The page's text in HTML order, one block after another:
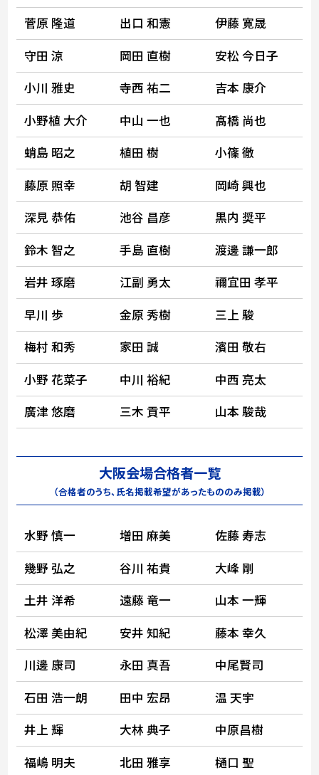
菅原 隆道
出口 和憲
伊藤 寛晟
守田 涼
岡田 直樹
安松 今日子
小川 雅史
寺西 祐二
吉本 康介
小野植 大介
中山 一也
髙橋 尚也
蛸島 昭之
植田 樹
小篠 徹
藤原 照幸
胡 智建
岡崎 興也
深見 恭佑
池谷 昌彦
黒内 奨平
鈴木 智之
手島 直樹
渡邊 謙一郎
岩井 琢磨
江副 勇太
禰宜田 孝平
早川 歩
金原 秀樹
三上 駿
梅村 和秀
家田 誠
濱田 敬右
小野 花菜子
中川 裕紀
中西 亮太
廣津 悠磨
三木 貢平 山本 駿哉
大阪会場合格者一覧
（合格者のうち、氏名掲載希望があったもののみ掲載）
水野 慎一 増田 麻美
佐藤 寿志
幾野 弘之
谷川 祐貴
大峰 剛
土井 洋希
遠藤 竜一
山本 一輝
松澤 美由紀
安井 知紀
藤本 幸久
川邊 康司
永田 真吾
中尾賢司
石田 浩一朗
田中 宏昂
温 天宇
井上 輝
大林 典子
中原昌樹
福嶋 明夫
北田 雅享 樋口 聖